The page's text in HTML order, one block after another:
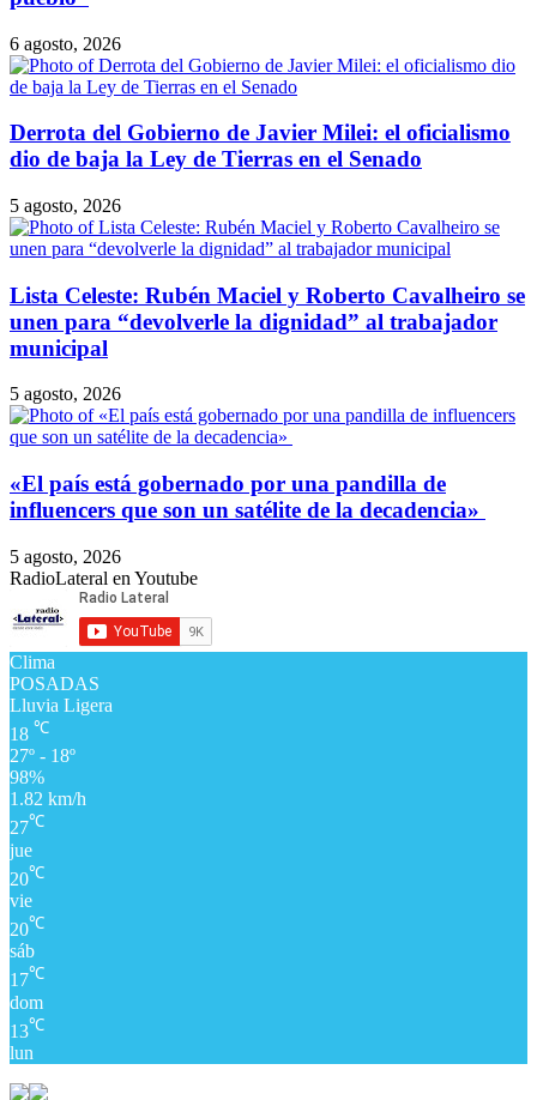
6 agosto, 2026
Derrota del Gobierno de Javier Milei: el oficialismo
dio de baja la Ley de Tierras en el Senado
5 agosto, 2026
Lista Celeste: Rubén Maciel y Roberto Cavalheiro se
unen para “devolverle la dignidad” al trabajador
municipal
5 agosto, 2026
​«El país está gobernado por una pandilla de
influencers que son un satélite de la decadencia»
5 agosto, 2026
RadioLateral en Youtube
Clima
POSADAS
Lluvia Ligera
18 ℃
27º - 18º
98%
1.82 km/h
27℃
jue
20℃
vie
20℃
sáb
17℃
dom
13℃
lun